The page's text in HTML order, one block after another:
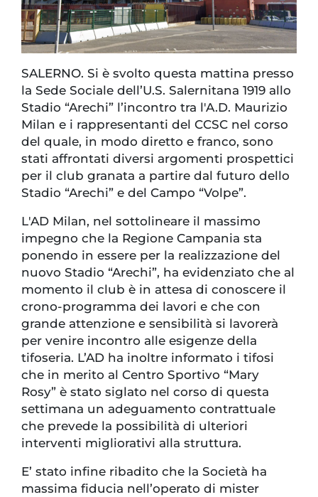
SALERNO. Si è svolto questa mattina presso
la Sede Sociale dell’U.S. Salernitana 1919 allo
Stadio “Arechi” l’incontro tra l'A.D. Maurizio
Milan e i rappresentanti del CCSC nel corso
del quale, in modo diretto e franco, sono
stati affrontati diversi argomenti prospettici
per il club granata a partire dal futuro dello
Stadio “Arechi” e del Campo “Volpe”.
L'AD Milan, nel sottolineare il massimo
impegno che la Regione Campania sta
ponendo in essere per la realizzazione del
nuovo Stadio “Arechi”, ha evidenziato che al
momento il club è in attesa di conoscere il
crono-programma dei lavori e che con
grande attenzione e sensibilità si lavorerà
per venire incontro alle esigenze della
tifoseria. L’AD ha inoltre informato i tifosi
che in merito al Centro Sportivo “Mary
Rosy” è stato siglato nel corso di questa
settimana un adeguamento contrattuale
che prevede la possibilità di ulteriori
interventi migliorativi alla struttura.
E’ stato infine ribadito che la Società ha
massima fiducia nell’operato di mister